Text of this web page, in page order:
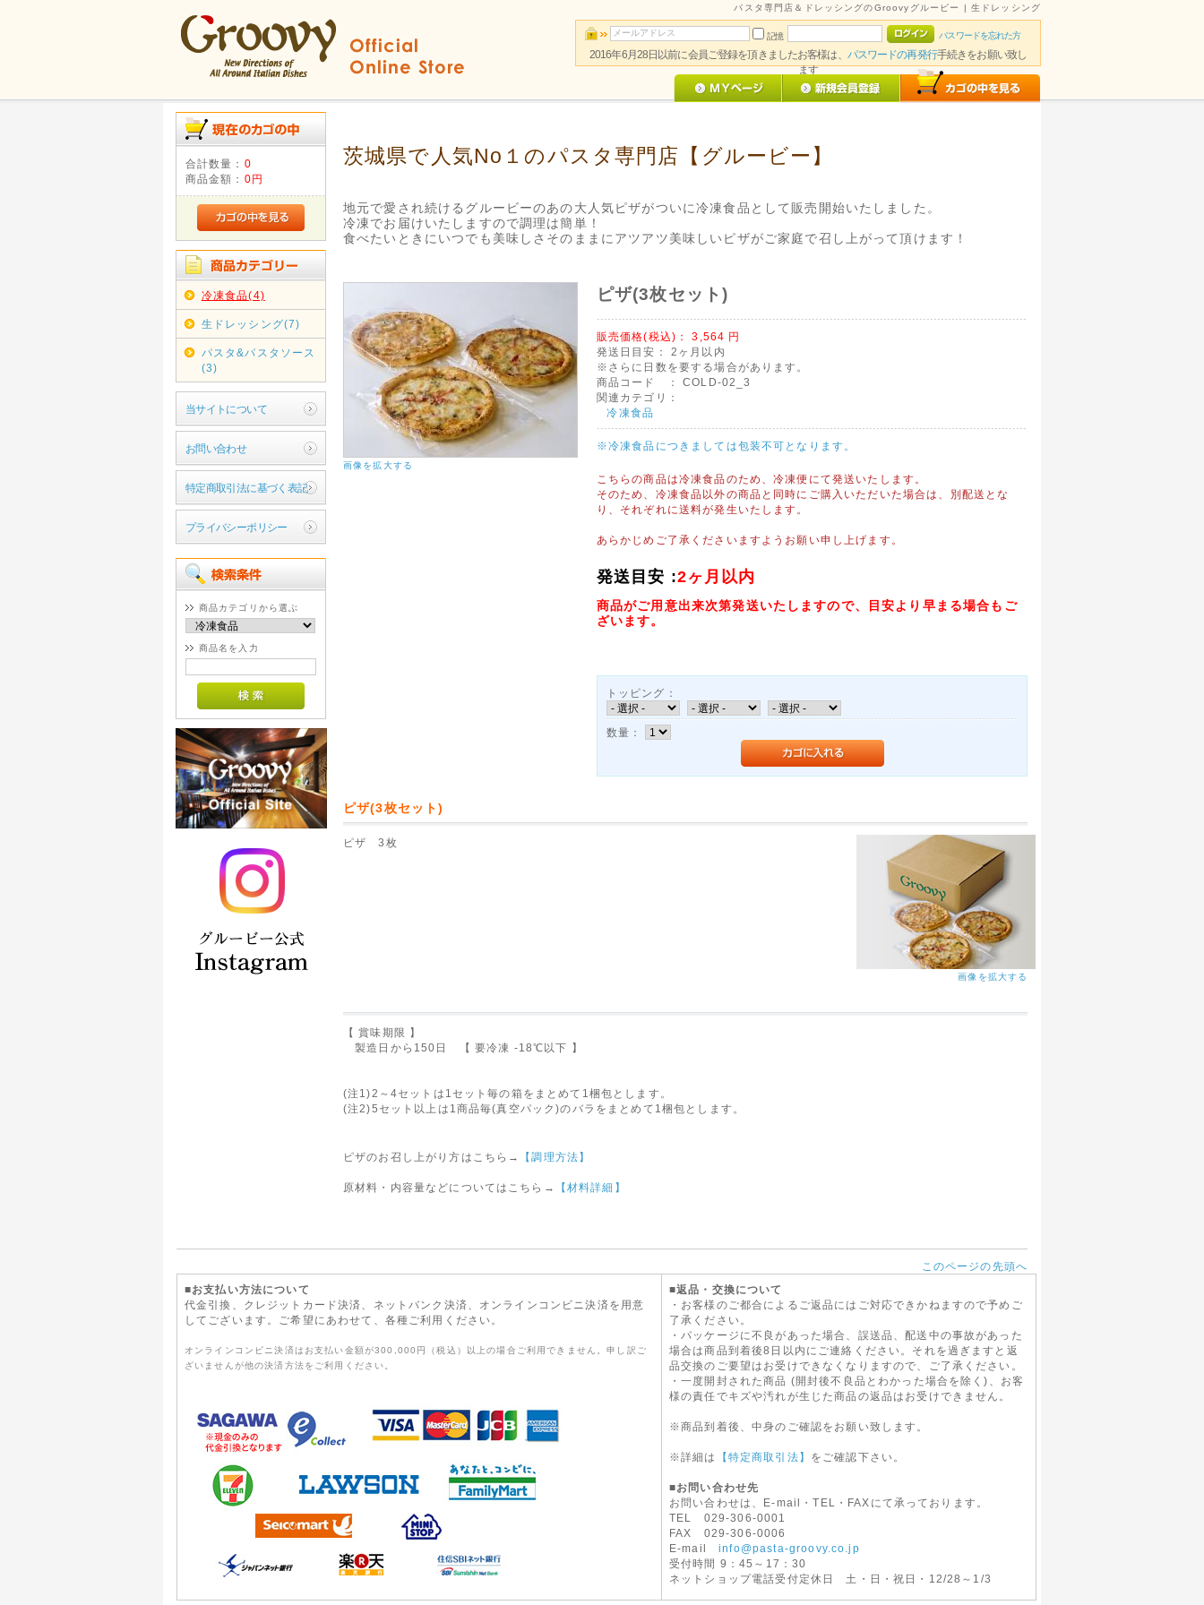
パスタ専門店＆ドレッシングのGroovyグルービー | 生ドレッシング
記憶 パスワードを忘れた方
2016年6月28日以前に会員ご登録を頂きましたお客様は、 パスワードの再発行手続きをお願い致し
ます
合計数量： 0
商品金額： 0円
冷凍食品(4)
生ドレッシング(7)
パスタ&パスタソース
(3)
当サイトについて
お問い合わせ
特定商取引法に基づく表記
プライバシーポリシー
商品カテゴリから選ぶ
商品名を入力
茨城県で人気No１のパスタ専門店【グルービー】
地元で愛され続けるグルービーのあの大人気ピザがついに冷凍食品として販売開始いたしました。
冷凍でお届けいたしますので調理は簡単！
食べたいときにいつでも美味しさそのままにアツアツ美味しいピザがご家庭で召し上がって頂けます！
画像を拡大する
ピザ(3枚セット)
販売価格(税込)： 3,564 円
発送日目安：
2ヶ月以内
※さらに日数を要する場合があります。
商品コード ：
COLD-02_3
関連カテゴリ：
冷凍食品
※冷凍食品につきましては包装不可となります。
こちらの商品は冷凍食品のため、冷凍便にて発送いたします。
そのため、冷凍食品以外の商品と同時にご購入いただいた場合は、別配送とな
り、それぞれに送料が発生いたします。
あらかじめご了承くださいますようお願い申し上げます。
発送目安 :2ヶ月以内
商品がご用意出来次第発送いたしますので、目安より早まる場合もご
ざいます。
トッピング：
数量：
ピザ(3枚セット)
ピザ 3枚
画像を拡大する
【 賞味期限 】
製造日から150日 【 要冷凍 -18℃以下 】
(注1)2～4セットは1セット毎の箱をまとめて1梱包とします。
(注2)5セット以上は1商品毎(真空パック)のバラをまとめて1梱包とします。
ピザのお召し上がり方はこちら→ 【調理方法】
原材料・内容量などについてはこちら→ 【材料詳細】
このページの先頭へ
■お支払い方法について
代金引換、クレジットカード決済、ネットバンク決済、オンラインコンビニ決済を用意
してございます。ご希望にあわせて、各種ご利用ください。
オンラインコンビニ決済はお支払い金額が300,000円（税込）以上の場合ご利用できません。申し訳ご
ざいませんが他の決済方法をご利用ください。
■返品・交換について
・お客様のご都合によるご返品にはご対応できかねますので予めご
了承ください。
・パッケージに不良があった場合、誤送品、配送中の事故があった
場合は商品到着後8日以内にご連絡ください。それを過ぎますと返
品交換のご要望はお受けできなくなりますので、ご了承ください。
・一度開封された商品 (開封後不良品とわかった場合を除く)、お客
様の責任でキズや汚れが生じた商品の返品はお受けできません。
※商品到着後、中身のご確認をお願い致します。
※詳細は 【特定商取引法】 をご確認下さい。
■お問い合わせ先
お問い合わせは、E-mail・TEL・FAXにて承っております。
TEL 029-306-0001
FAX 029-306-0006
E-mailinfo@pasta-groovy.co.jp
受付時間 9：45～17：30
ネットショップ電話受付定休日 土・日・祝日・12/28～1/3